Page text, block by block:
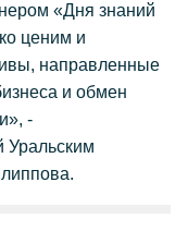
«Дня знаний
ценим и
направленные
и обмен
-
Уральским